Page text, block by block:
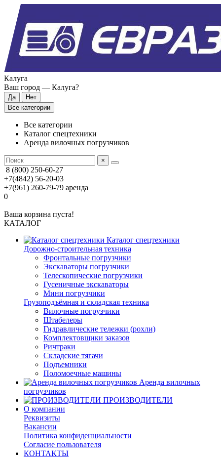
Калуга
Ваш город — Калуга?
Все категории
Все категории
Каталог спецтехники
Аренда вилочных погрузчиков
×
8 (800) 250-60-27
+7(4842) 56-20-03
+7(961) 260-79-79 аренда
0
Ваша корзина пуста!
КАТАЛОГ
Каталог спецтехники
Дорожно-строительная техника
Фронтальные погрузчики
Экскаваторы погрузчики
Телескопические погрузчики
Гусеничные экскаваторы
Мини погрузчики
Грузоподъёмная и складская техника
Вилочные погрузчики
Штабелеры
Гидравлические тележки (рохли)
Комплектовщики заказов
Ричтраки
Складские тягачи
Подъемники
Поломоечные машины
Аренда вилочных
погрузчиков
ПРОИЗВОДИТЕЛИ
О компании
Реквизиты
Вакансии
Политика конфиденциальности
Согласие пользователя
КОНТАКТЫ